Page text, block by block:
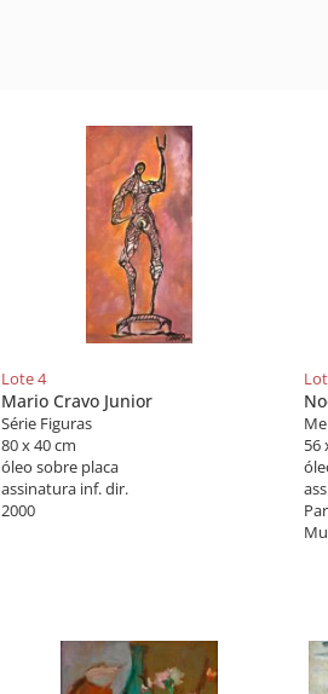
Lote 4
Mario Cravo Junior
Série Figuras
80 x 40 cm
óleo sobre placa
assinatura inf. dir.
2000
56